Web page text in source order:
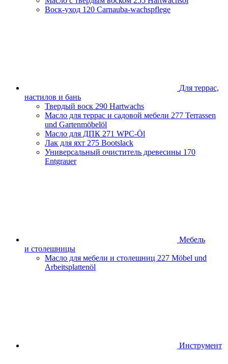
Воск-уход 120 Carnauba-wachspflege
Для террас,
настилов и бань
Твердый воск 290 Hartwachs
Масло для террас и садовой мебели 277 Terrassen
und Gartenmöbelöl
Масло для ДПК 271 WPC-Öl
Лак для яхт 275 Bootslack
Универсальный очиститель древесины 170
Entgrauer
Мебель
и столешницы
Масло для мебели и столешниц 227 Möbel und
Arbeitsplattenöl
Инструмент